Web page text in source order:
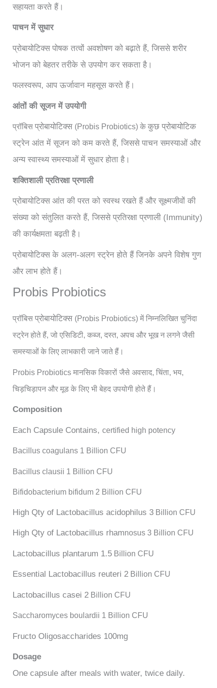
सहायता करते हैं।
पाचन में सुधार
प्रोबायोटिक्स पोषक तत्वों अवशोषण को बढ़ाते हैं, जिससे शरीर
भोजन को बेहतर तरीके से उपयोग कर सकता है।
फलस्वरूप, आप ऊर्जावान महसूस करते हैं।
आंतों की सूजन में उपयोगी
प्रॉबिसप्रोबायोटिक्स (Probis Probiotics) केकुछ प्रोबायोटिक
स्ट्रेन आंत में सूजन को कम करते हैं, जिससे पाचन समस्याओं और
अन्य स्वास्थ्य समस्याओं में सुधार होता है।
शक्तिशाली प्रतिरक्षा प्रणाली
प्रोबायोटिक्स आंत की परत को स्वस्थ रखते हैं और सूक्ष्मजीवों की
संख्या को संतुलित करते हैं, जिससे प्रतिरक्षा प्रणाली (Immunity)
की कार्यक्षमता बढ़ती है।
प्रोबायोटिक्स के अलग-अलग स्ट्रेन होते हैं जिनके अपने विशेष गुण
और लाभ होते हैं।
Probis Probiotics
प्रॉबिसप्रोबायोटिक्स (Probis Probiotics) में निम्नलिखित चुनिंदा
स्ट्रेन होते हैं, जोएसिडिटी, कब्ज, दस्त, अपच और भूख न लगने जैसी
समस्याओं के लिए लाभकारी जाने जाते हैं।
Probis Probiotics मानसिक विकारों जैसे अवसाद, चिंता, भय,
चिड़चिड़ापन और मूड के लिए भी बेहद उपयोगी होते हैं।
Composition
Each Capsule Contains,certified high potency
Bacillus coagulans 1 Billion CFU
Bacillus clausii 1 Billion CFU
Bifidobacterium bifidum 2 Billion CFU
High Qty of Lactobacillus acidophilus 3 Billion CFU
High Qty of Lactobacillus rhamnosus 3 Billion CFU
Lactobacillus plantarum 1.5 Billion CFU
Essential Lactobacillus reuteri 2 Billion CFU
Lactobacillus casei 2 Billion CFU
Saccharomyces boulardii 1 Billion CFU
Fructo Oligosaccharides 100mg
Dosage
One capsule after meals with water, twice daily.